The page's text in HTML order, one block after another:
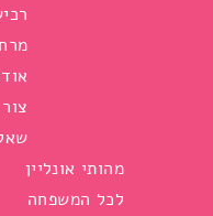
מהותי אונליין
לכל המשפחה